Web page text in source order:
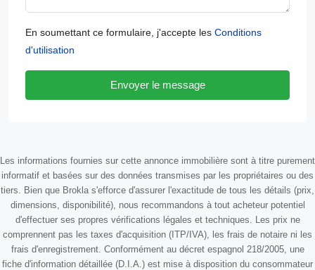
En soumettant ce formulaire, j'accepte les Conditions
d'utilisation
Envoyer le message
Les informations fournies sur cette annonce immobilière sont à titre purement
informatif et basées sur des données transmises par les propriétaires ou des
tiers. Bien que Brokla s'efforce d'assurer l'exactitude de tous les détails (prix,
dimensions, disponibilité), nous recommandons à tout acheteur potentiel
d'effectuer ses propres vérifications légales et techniques. Les prix ne
comprennent pas les taxes d'acquisition (ITP/IVA), les frais de notaire ni les
frais d'enregistrement. Conformément au décret espagnol 218/2005, une
fiche d'information détaillée (D.I.A.) est mise à disposition du consommateur